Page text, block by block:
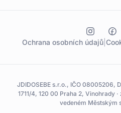
Ochrana osobních údajů|
JDIDOSEBE s.r.o., IČO 08005206,
1711/4, 120 00 Praha 2, Vinohrady
vedeném Městským